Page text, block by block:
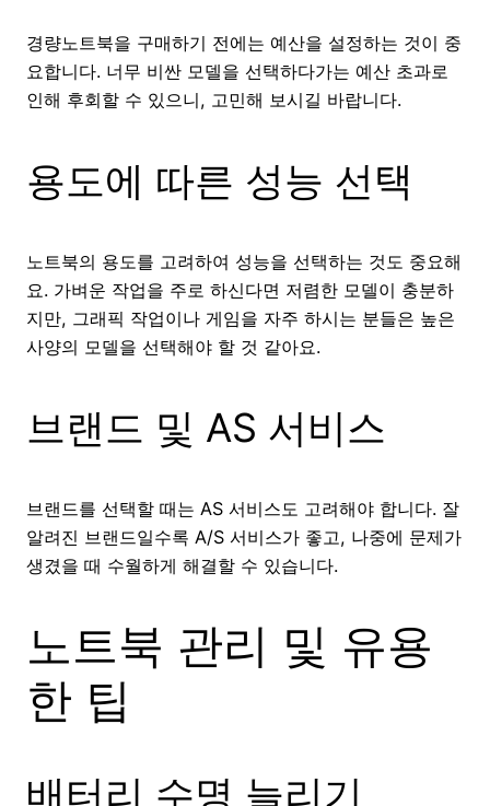
경량노트북을 구매하기 전에는 예산을 설정하는 것이 중
요합니다. 너무 비싼 모델을 선택하다가는 예산 초과로
인해 후회할 수 있으니, 고민해 보시길 바랍니다.
용도에 따른 성능 선택
노트북의 용도를 고려하여 성능을 선택하는 것도 중요해
요. 가벼운 작업을 주로 하신다면 저렴한 모델이 충분하
지만, 그래픽 작업이나 게임을 자주 하시는 분들은 높은
사양의 모델을 선택해야 할 것 같아요.
브랜드 및 AS 서비스
브랜드를 선택할 때는 AS 서비스도 고려해야 합니다. 잘
알려진 브랜드일수록 A/S 서비스가 좋고, 나중에 문제가
생겼을 때 수월하게 해결할 수 있습니다.
노트북 관리 및 유용
한 팁
배터리 수명 늘리기